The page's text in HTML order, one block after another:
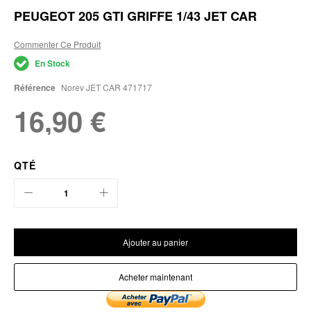
Skip
to
beginning
of
the
images
gallery
PEUGEOT 205 GTI GRIFFE 1/43 JET CAR
Commenter Ce Produit
En Stock
Référence Norev JET CAR 471717
16,90 €
QTÉ
Ajouter au panier
Acheter maintenant